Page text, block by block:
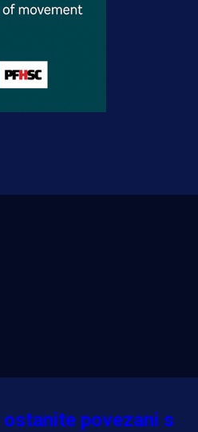
pretresaju
Borac!
ostanite povezani s